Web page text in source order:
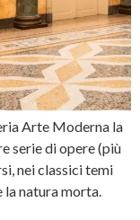
Arte Moderna la
serie di opere (più
nei classici temi
la natura morta.